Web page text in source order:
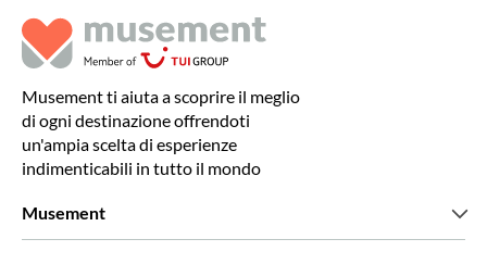
Musement ti aiuta a scoprire il meglio
di ogni destinazione offrendoti
un'ampia scelta di esperienze
indimenticabili in tutto il mondo
Musement